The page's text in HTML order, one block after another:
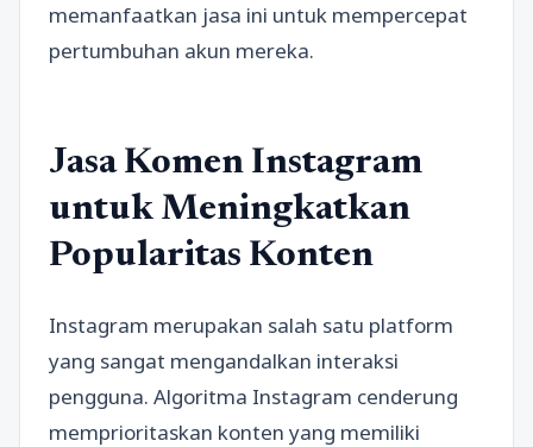
memanfaatkan jasa ini untuk mempercepat
pertumbuhan akun mereka.
Jasa Komen Instagram
untuk Meningkatkan
Popularitas Konten
Instagram merupakan salah satu platform
yang sangat mengandalkan interaksi
pengguna. Algoritma Instagram cenderung
memprioritaskan konten yang memiliki